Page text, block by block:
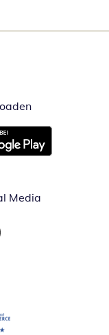
Öffnet in
Fenster
Media
Fenster
in neuem Fenster